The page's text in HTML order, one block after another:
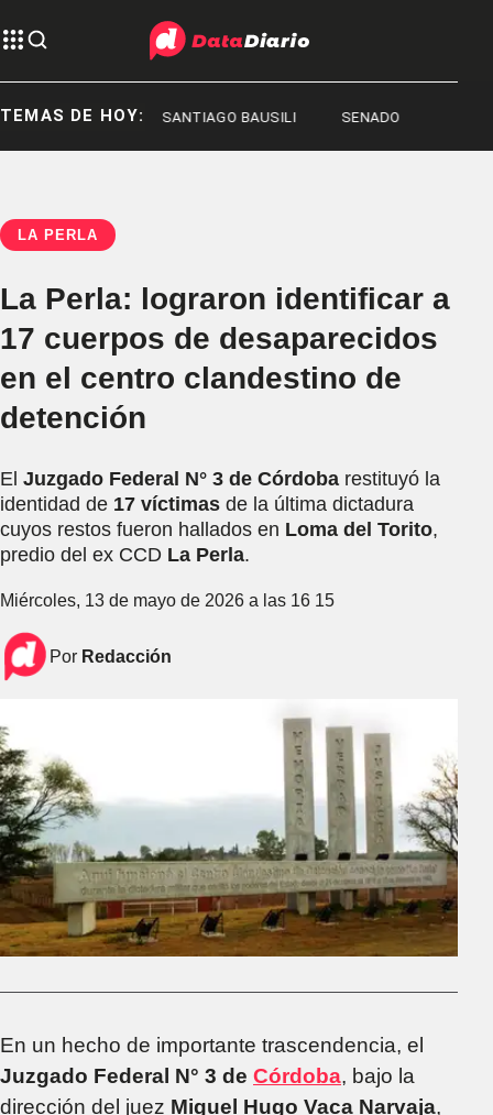
TEMAS DE HOY:SANTIAGO BAUSILI SENADO
LA PERLA
La Perla: lograron identificar a
17 cuerpos de desaparecidos
en el centro clandestino de
detención
El Juzgado Federal N° 3 de Córdoba restituyó la
identidad de 17 víctimas de la última dictadura
cuyos restos fueron hallados en Loma del Torito,
predio del ex CCD La Perla.
Miércoles, 13 de mayo de 2026 a las 16 15
Por Redacción
En un hecho de importante trascendencia, el
Juzgado Federal N° 3 de Córdoba, bajo la
dirección del juez Miguel Hugo Vaca Narvaja,